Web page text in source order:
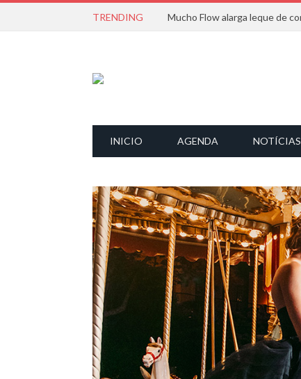
TRENDING
INICIO AGENDA NOTÍCIAS